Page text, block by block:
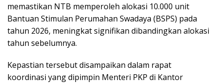
memastikan NTB memperoleh alokasi 10.000 unit
Bantuan Stimulan Perumahan Swadaya (BSPS) pada
tahun 2026, meningkat signifikan dibandingkan alokasi
tahun sebelumnya.
Kepastian tersebut disampaikan dalam rapat
koordinasi yang dipimpin Menteri PKP di Kantor